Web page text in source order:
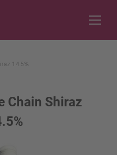
14.5%
Chain Shiraz